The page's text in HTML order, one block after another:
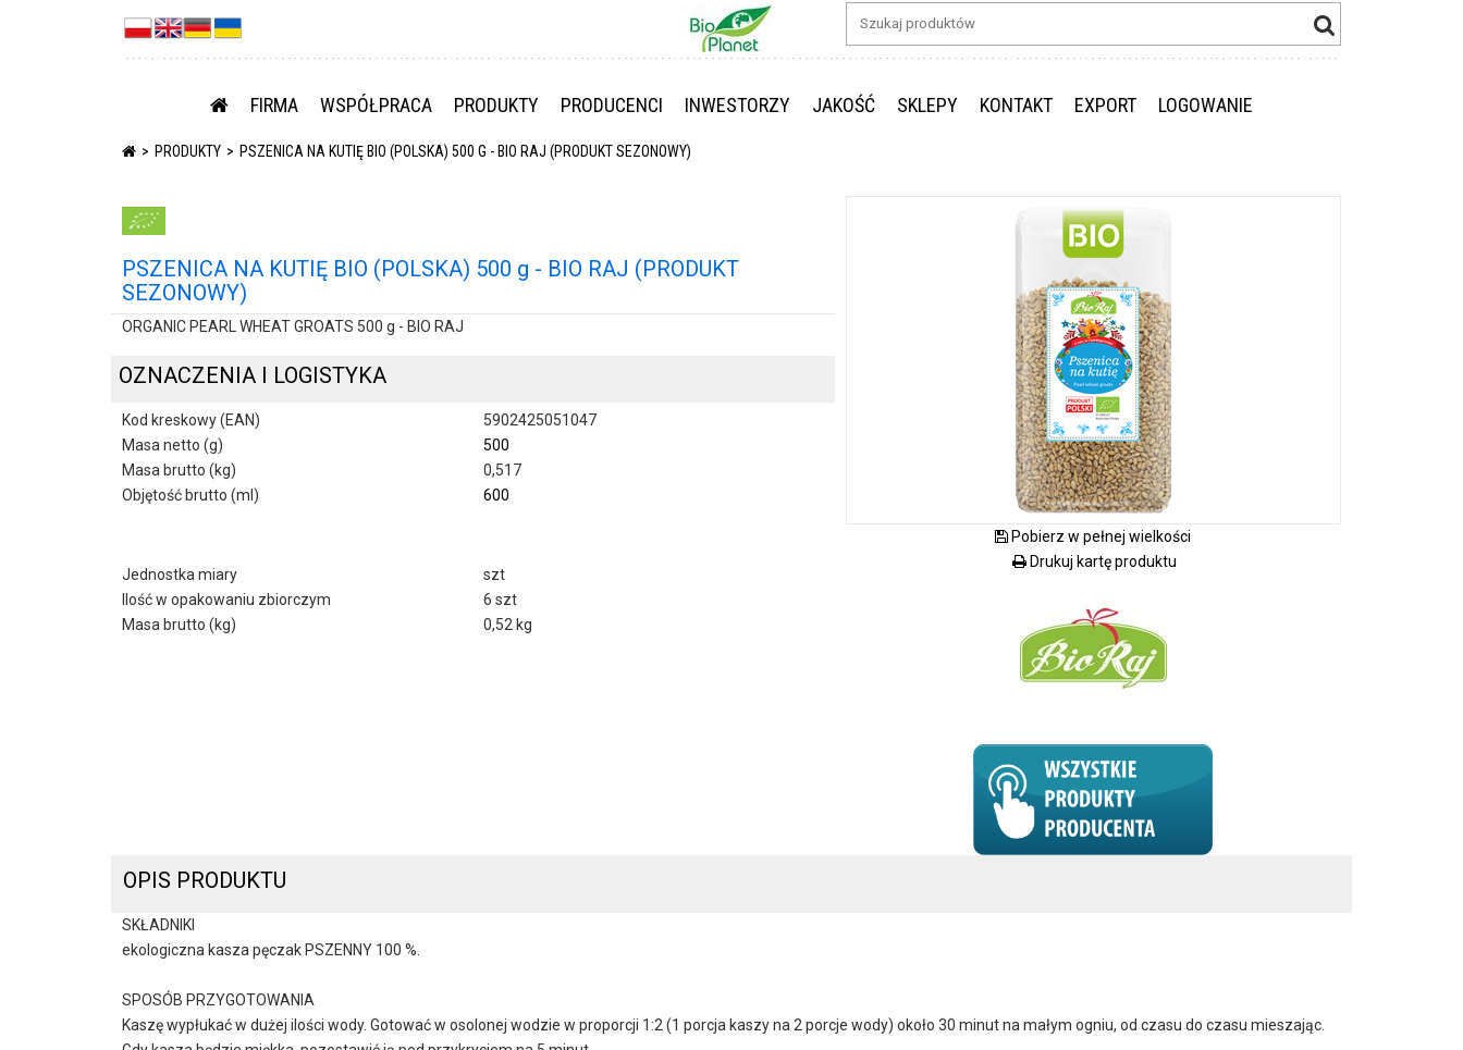
FIRMA WSPÓŁPRACA PRODUKTY PRODUCENCI INWESTORZY JAKOŚĆ SKLEPY KONTAKT EXPORT LOGOWANIE
PRODUKTY PSZENICA NA KUTIĘ BIO (POLSKA) 500 G - BIO RAJ (PRODUKT SEZONOWY)
PSZENICA NA KUTIĘ BIO (POLSKA) 500 g - BIO RAJ (PRODUKT
SEZONOWY)
ORGANIC PEARL WHEAT GROATS 500 g - BIO RAJ
OZNACZENIA I LOGISTYKA
Kod kreskowy (EAN)
5902425051047
Masa netto (g)
500
Masa brutto (kg)
0,517
Objętość brutto (ml)
600
Jednostka miary
szt
Ilość w opakowaniu zbiorczym
6 szt
Masa brutto (kg)
0,52 kg
Pobierz w pełnej wielkości
Drukuj kartę produktu
OPIS PRODUKTU
SKŁADNIKI
ekologiczna kasza pęczak PSZENNY 100 %.
SPOSÓB PRZYGOTOWANIA
Kaszę wypłukać w dużej ilości wody. Gotować w osolonej wodzie w proporcji 1:2 (1 porcja kaszy na 2 porcje wody) około 30 minut na małym ogniu, od czasu do czasu mieszając.